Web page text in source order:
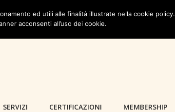
SERVIZI CERTIFICAZIONI MEMBERSHIP
ed utili alle finalità illustrate nella cookie policy.
acconsenti all’uso dei cookie.